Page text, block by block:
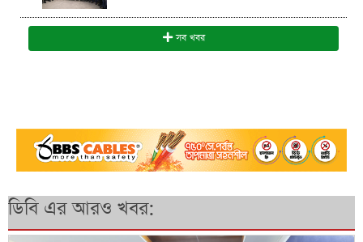
সব খবর
ডিবি এর আরও খবর: